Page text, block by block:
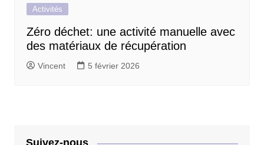
Activités
Zéro déchet: une activité manuelle avec
des matériaux de récupération
Vincent 5 février 2026